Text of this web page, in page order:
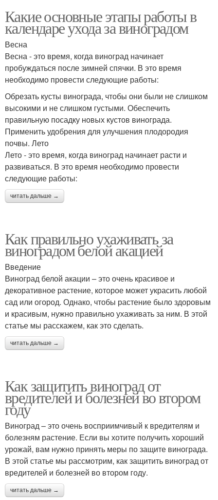
Какие основные этапы работы в
календаре ухода за виноградом
Весна
Весна - это время, когда виноград начинает
пробуждаться после зимней спячки. В это время
необходимо провести следующие работы:
Обрезать кусты винограда, чтобы они были не слишком
высокими и не слишком густыми. Обеспечить
правильную посадку новых кустов винограда.
Применить удобрения для улучшения плодородия
почвы. Лето
Лето - это время, когда виноград начинает расти и
развиваться. В это время необходимо провести
следующие работы:
читать дальше →
Как правильно ухаживать за
виноградом белой акацией
Введение
Виноград белой акации – это очень красивое и
декоративное растение, которое может украсить любой
сад или огород. Однако, чтобы растение было здоровым
и красивым, нужно правильно ухаживать за ним. В этой
статье мы расскажем, как это сделать.
читать дальше →
Как защитить виноград от
вредителей и болезней во втором
году
Виноград – это очень восприимчивый к вредителям и
болезням растение. Если вы хотите получить хороший
урожай, вам нужно принять меры по защите винограда.
В этой статье мы рассмотрим, как защитить виноград от
вредителей и болезней во втором году.
читать дальше →